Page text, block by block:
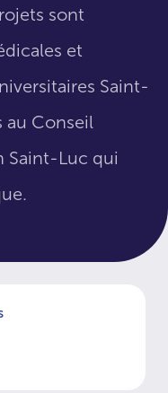
sont
et
Saint-
au Conseil
Saint-Luc qui